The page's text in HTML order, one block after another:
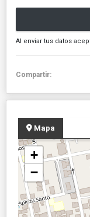
Al enviar tus datos
Compartir:
Mapa
+
−